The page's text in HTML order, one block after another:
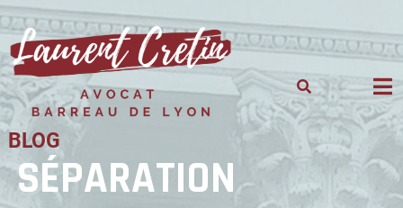
Skip
to
content
BLOG
SÉPARATION